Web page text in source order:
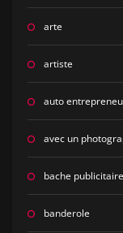
arte
artiste
auto
avec un
bache publicitaire
banderole